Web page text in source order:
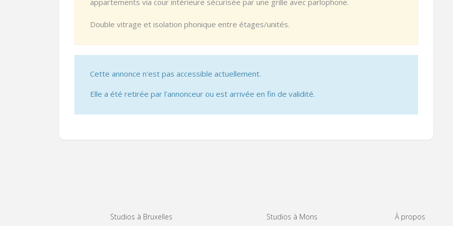
appartements via cour intérieure sécurisée par une grille avec parlophone.
Double vitrage et isolation phonique entre étages/unités.
Cette annonce n'est pas accessible actuellement.
Elle a été retirée par l'annonceur ou est arrivée en fin de validité.
Studios à Bruxelles
Studios à Mons
À propos